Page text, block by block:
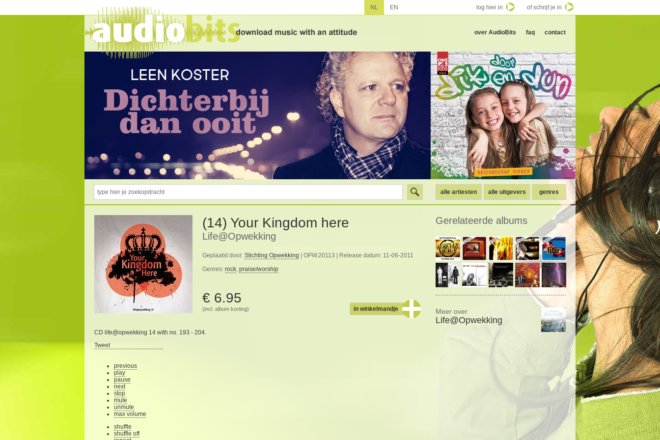
over AudioBits faq contact
alle artiesten alle uitgevers genres
(14) Your Kingdom here
Life@Opwekking
Geplaatst door: Stichting Opwekking | OPW.20113 | Release datum: 11-06-2011
Genres: rock, praise/worship
€ 6.95
(incl. album korting) in winkelmandje
CD life@opwekking 14 with no. 193 - 204.
Tweet
previous
play
pause
next
stop
mute
unmute
max volume
shuffle
shuffle off
Gerelateerde albums
Meer over
Life@Opwekking
NL EN log hier in of schrijf je in